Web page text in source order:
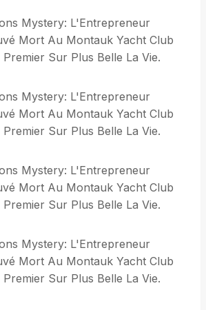
Mystery: L'Entrepreneur
Mort Au Montauk Yacht Club
Sur Plus Belle La Vie.
Mystery: L'Entrepreneur
Mort Au Montauk Yacht Club
Sur Plus Belle La Vie.
Mystery: L'Entrepreneur
Mort Au Montauk Yacht Club
Sur Plus Belle La Vie.
Mystery: L'Entrepreneur
Mort Au Montauk Yacht Club
Sur Plus Belle La Vie.